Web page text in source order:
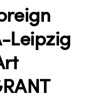
Leipzig